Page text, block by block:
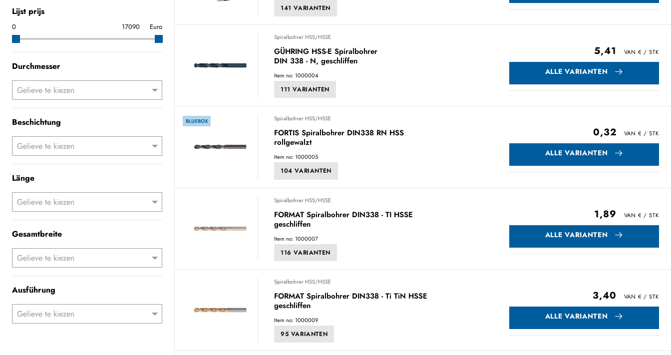
Lijst prijs
Euro
Durchmesser
Beschichtung
Länge
Gesamtbreite
Ausführung
141 VARIANTEN
Spiralbohrer HSS/HSSE
GÜHRING HSS-E Spiralbohrer
DIN 338 - N, geschliffen
Item no: 1000004
111 VARIANTEN
5,41
ALLE VARIANTEN
BLUEBOX Spiralbohrer HSS/HSSE
FORTIS Spiralbohrer DIN338 RN HSS
rollgewalzt
Item no: 1000005
104 VARIANTEN
0,32
ALLE VARIANTEN
Spiralbohrer HSS/HSSE
FORMAT Spiralbohrer DIN338 - TI HSSE
geschliffen
Item no: 1000007
116 VARIANTEN
1,89
ALLE VARIANTEN
Spiralbohrer HSS/HSSE
FORMAT Spiralbohrer DIN338 - Ti TiN HSSE
geschliffen
Item no: 1000009
95 VARIANTEN
3,40
ALLE VARIANTEN